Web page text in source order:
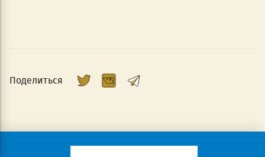
Поделиться